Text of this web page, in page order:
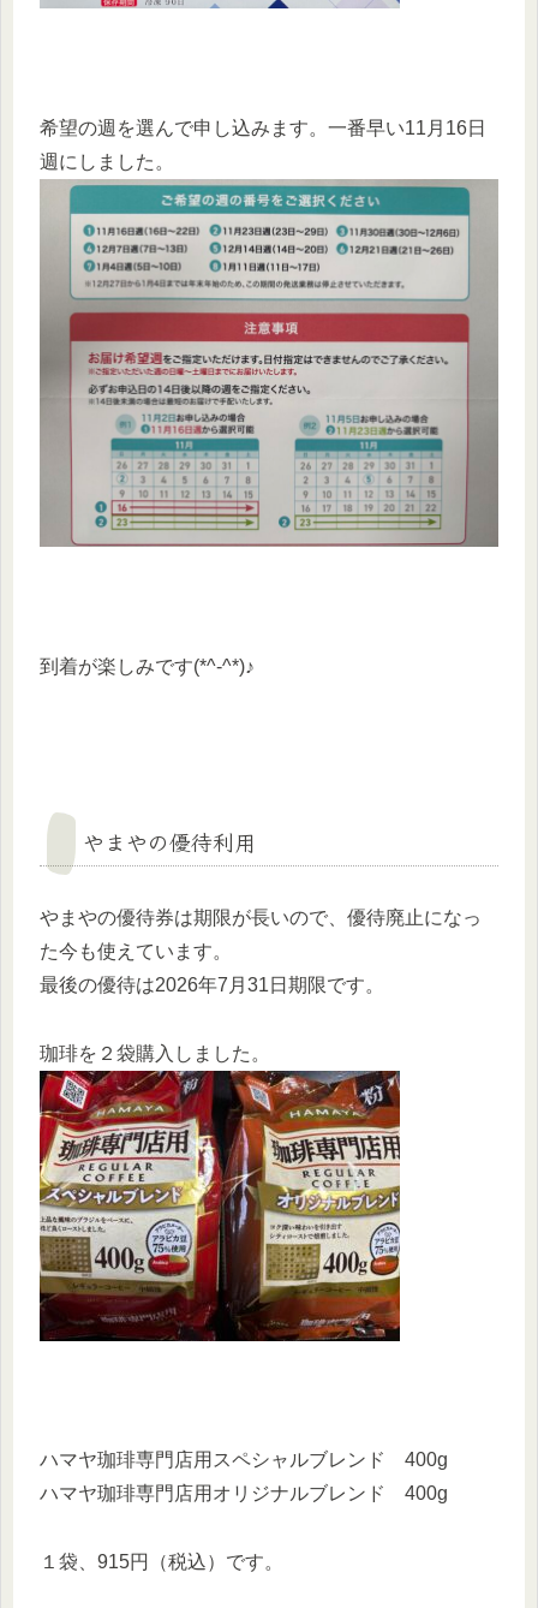
希望の週を選んで申し込みます。一番早い11月16日
週にしました。
到着が楽しみです(*^-^*)♪
やまやの優待利用
やまやの優待券は期限が長いので、優待廃止になっ
た今も使えています。
最後の優待は2026年7月31日期限です。
珈琲を２袋購入しました。
ハマヤ珈琲専門店用スペシャルブレンド 400g
ハマヤ珈琲専門店用オリジナルブレンド 400g
１袋、915円（税込）です。